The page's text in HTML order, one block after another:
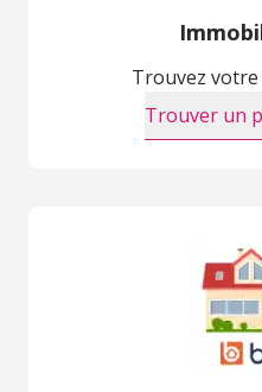
Trouvez
Trouver un